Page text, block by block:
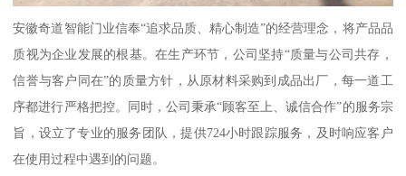
安徽奇道智能门业信奉“追求品质、精心制造”的经营理念，将产品品
质视为企业发展的根基。在生产环节，公司坚持“质量与公司共存，
信誉与客户同在”的质量方针，从原材料采购到成品出厂，每一道工
序都进行严格把控。同时，公司秉承“顾客至上、诚信合作”的服务宗
旨，设立了专业的服务团队，提供724小时跟踪服务，及时响应客户
在使用过程中遇到的问题。